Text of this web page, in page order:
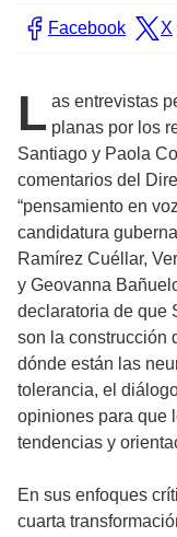
Facebook X
L as entrevistas
planas por los
Santiago y Paola
comentarios del
“pensamiento en
candidatura
Ramírez Cuéllar,
y Geovanna
declaratoria de que
son la construcción
dónde están las
tolerancia, el
opiniones para que
tendencias y
En sus enfoques
cuarta